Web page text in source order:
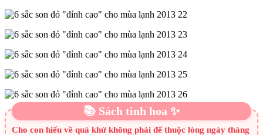
📚 Sách tinh hoa ✨
Cho con hiểu về quá khứ không phải để thuộc lòng ngày tháng